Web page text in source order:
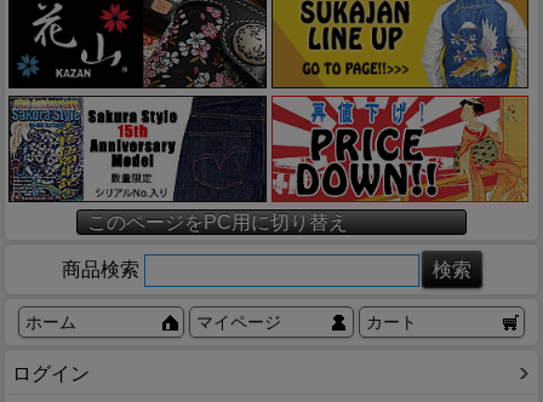
このページをPC用に切り替え
商品検索
ホーム マイページ カート
ログイン